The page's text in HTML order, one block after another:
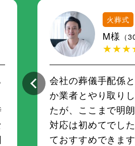
火葬式
M様 （
会社の葬儀手配係
か業者とやり取り
たが、ここまで明
対応は初めてでし
ておすすめできます